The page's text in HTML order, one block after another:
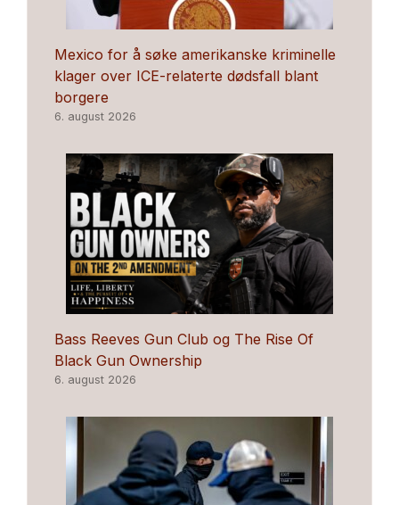
Mexico for å søke amerikanske kriminelle
klager over ICE-relaterte dødsfall blant
borgere
6. august 2026
Bass Reeves Gun Club og The Rise Of
Black Gun Ownership
6. august 2026